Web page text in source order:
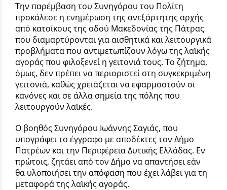
Την παρέμβαση του Συνηγόρου του Πολίτη
προκάλεσε η ενημέρωση της ανεξάρτητης αρχής
από κατοίκους της οδού Μακεδονίας της Πάτρας
που διαμαρτύρονται για αισθητικά και λειτουργικά
προβλήματα που αντιμετωπίζουν λόγω της λαϊκής
αγοράς που φιλοξενεί η γειτονιά τους. Το ζήτημα,
όμως, δεν πρέπει να περιοριστεί στη συγκεκριμένη
γειτονιά, καθώς χρειάζεται να εφαρμοστούν οι
κανόνες και σε άλλα σημεία της πόλης που
λειτουργούν λαϊκές.
Ο βοηθός Συνηγόρου Ιωάννης Σαγιάς, που
υπογράφει το έγγραφο με αποδέκτες τον Δήμο
Πατρέων και την Περιφέρεια Δυτικής Ελλάδας. Εν
πρώτοις, ζητάει από τον Δήμο να απαντήσει εάν
θα υλοποιήσει την απόφαση που έχει λάβει για τη
μεταφορά της λαϊκής αγοράς.